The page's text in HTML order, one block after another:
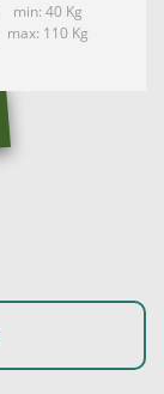
min: 40 Kg
max: 110 Kg